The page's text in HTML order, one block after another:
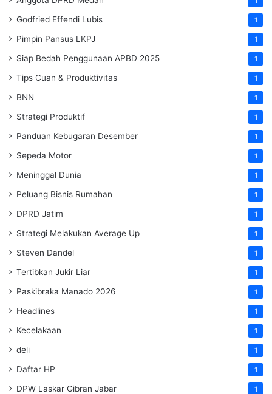
Godfried Effendi Lubis 1
Pimpin Pansus LKPJ 1
Siap Bedah Penggunaan APBD 2025 1
Tips Cuan & Produktivitas 1
BNN 1
Strategi Produktif 1
Panduan Kebugaran Desember 1
Sepeda Motor 1
Meninggal Dunia 1
Peluang Bisnis Rumahan 1
DPRD Jatim 1
Strategi Melakukan Average Up 1
Steven Dandel 1
Tertibkan Jukir Liar 1
Paskibraka Manado 2026 1
Headlines 1
Kecelakaan 1
deli 1
Daftar HP 1
DPW Laskar Gibran Jabar 1